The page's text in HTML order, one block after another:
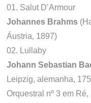
01. Salut D’Armour
Johannes Brahms
Áustria, 1897)
02. Lullaby
Johann Sebastian
Leipzig, alemanha,
Orquestral nº 3 em Ré,